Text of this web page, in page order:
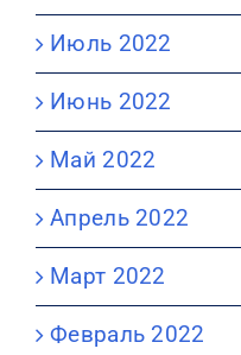
Июль 2022
Июнь 2022
Май 2022
Апрель 2022
Март 2022
Февраль 2022